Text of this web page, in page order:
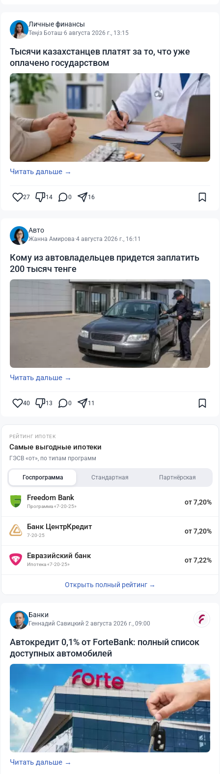
Личные финансы
Теңіз Боташ·6 августа 2026 г., 13:15
Тысячи казахстанцев платят за то, что уже
оплачено государством
Читать дальше →
27 14 0 16
Авто
Жанна Амирова·4 августа 2026 г., 16:11
Кому из автовладельцев придется заплатить
200 тысяч тенге
Читать дальше →
40 13 0 11
РЕЙТИНГ ИПОТЕК
Самые выгодные ипотеки
ГЭСВ «от», по типам программ
Госпрограмма Стандартная Партнёрская
Freedom Bank
Программа «7-20-25»
от 7,20%
Банк ЦентрКредит
7-20-25
от 7,20%
Евразийский банк
Ипотека «7-20-25»
от 7,22%
Открыть полный рейтинг →
Банки
Геннадий Савицкий·2 августа 2026 г., 09:00
Автокредит 0,1% от ForteBank: полный список
доступных автомобилей
Читать дальше →